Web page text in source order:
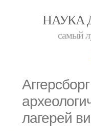
НАУКА
самый
лагерей